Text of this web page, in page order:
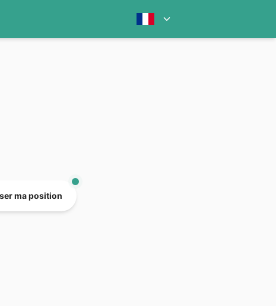
ma position